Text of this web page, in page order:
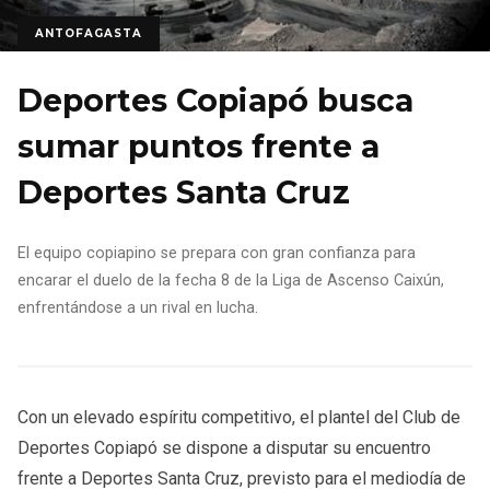
ANTOFAGASTA
Deportes Copiapó busca
sumar puntos frente a
Deportes Santa Cruz
El equipo copiapino se prepara con gran confianza para
encarar el duelo de la fecha 8 de la Liga de Ascenso Caixún,
enfrentándose a un rival en lucha.
Con un elevado espíritu competitivo, el plantel del Club de
Deportes Copiapó se dispone a disputar su encuentro
frente a Deportes Santa Cruz, previsto para el mediodía de